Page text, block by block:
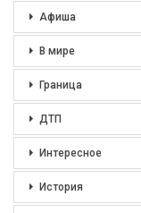
Афиша
В мире
Граница
ДТП
Интересное
История